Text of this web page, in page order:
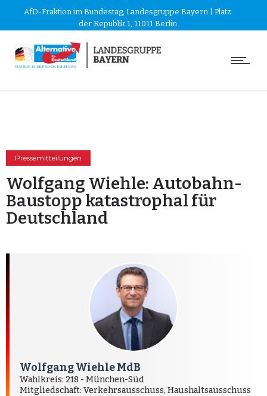
AfD-Fraktion im Bundestag, Landesgruppe Bayern | Platz
der Republik 1, 11011 Berlin
Pressemitteilungen
Wolfgang Wiehle: Autobahn-
Baustopp katastrophal für
Deutschland
Wolfgang Wiehle MdB
Wahlkreis: 218 - München-Süd
Mitgliedschaft: Verkehrsausschuss, Haushaltsausschuss